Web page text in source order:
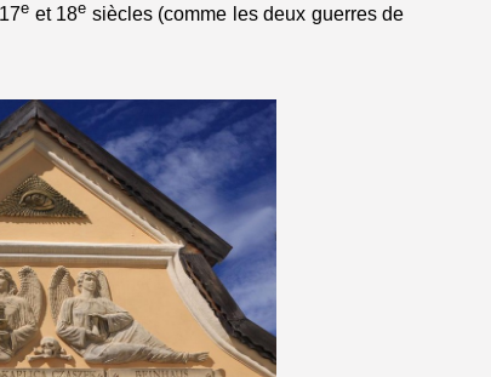
e et 18e siècles (comme les deux guerres de